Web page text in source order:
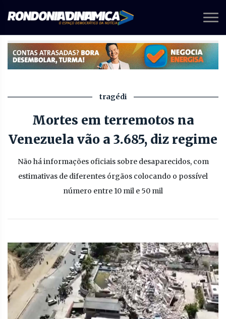
tragédi
Mortes em terremotos na
Venezuela vão a 3.685, diz regime
Não há informações oficiais sobre desaparecidos, com
estimativas de diferentes órgãos colocando o possível
número entre 10 mil e 50 mil